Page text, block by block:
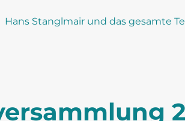
Hans Stanglmair und das gesamte